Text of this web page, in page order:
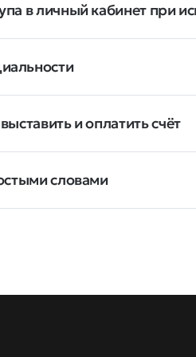
в личный кабинет при
и оплатить счёт
словами